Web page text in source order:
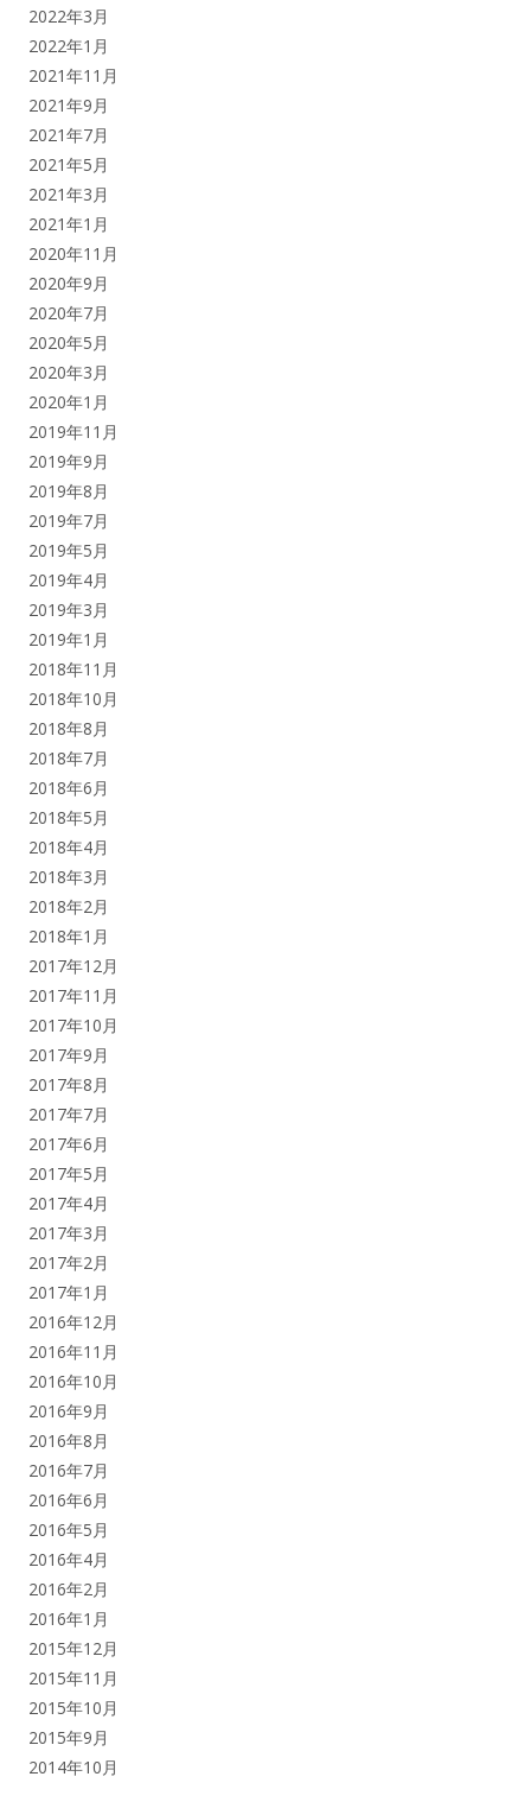
2022年3月
2022年1月
2021年11月
2021年9月
2021年7月
2021年5月
2021年3月
2021年1月
2020年11月
2020年9月
2020年7月
2020年5月
2020年3月
2020年1月
2019年11月
2019年9月
2019年8月
2019年7月
2019年5月
2019年4月
2019年3月
2019年1月
2018年11月
2018年10月
2018年8月
2018年7月
2018年6月
2018年5月
2018年4月
2018年3月
2018年2月
2018年1月
2017年12月
2017年11月
2017年10月
2017年9月
2017年8月
2017年7月
2017年6月
2017年5月
2017年4月
2017年3月
2017年2月
2017年1月
2016年12月
2016年11月
2016年10月
2016年9月
2016年8月
2016年7月
2016年6月
2016年5月
2016年4月
2016年2月
2016年1月
2015年12月
2015年11月
2015年10月
2015年9月
2014年10月